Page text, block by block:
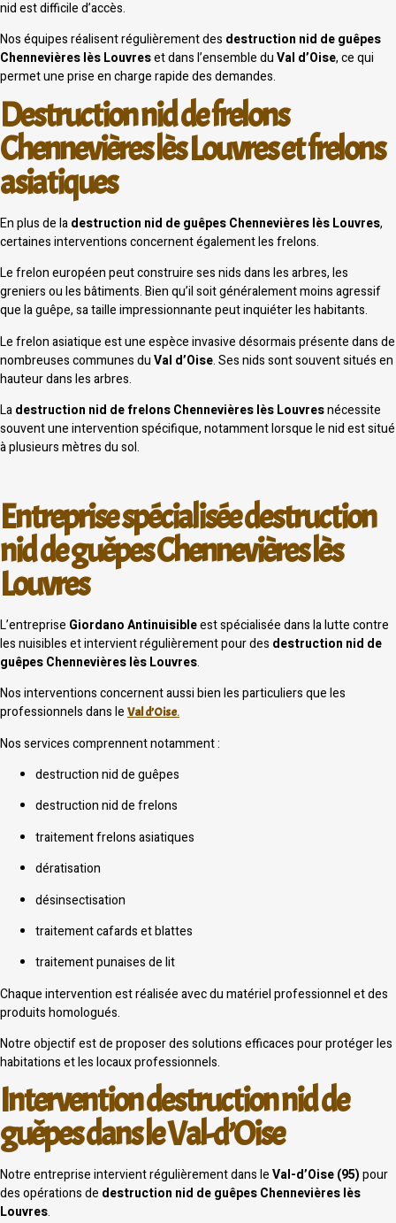
nid est difficile d’accès.
Nos équipes réalisent régulièrement des destruction nid de guêpes
Chennevières lès Louvreset dans l’ensemble duVal d’Oise, ce qui
permet une prise en charge rapide des demandes.
Destruction nid de frelons
Chennevières lès Louvres et frelons
asiatiques
En plus de ladestruction nid de guêpes Chennevières lès Louvres,
certaines interventions concernent également les frelons.
Le frelon européen peut construire ses nids dans les arbres, les
greniers ou les bâtiments. Bien qu’il soit généralement moins agressif
que la guêpe, sa taille impressionnante peut inquiéter les habitants.
Le frelon asiatique est une espèce invasive désormais présente dans de
nombreuses communes duVal d’Oise. Ses nids sont souvent situés en
hauteur dans les arbres.
Ladestruction nid de frelons Chennevières lès Louvresnécessite
souvent une intervention spécifique, notamment lorsque le nid est situé
à plusieurs mètres du sol.
Entreprise spécialisée destruction
nid de guêpes Chennevières lès
Louvres
L’entreprise Giordano Antinuisibleest spécialisée dans la lutte contre
les nuisibles et intervient régulièrement pour des destruction nid de
guêpes Chennevières lès Louvres.
Nos interventions concernent aussi bien les particuliers que les
professionnels dans le Val d’Oise.
Nos services comprennent notamment :
destruction nid de guêpes
destruction nid de frelons
traitement frelons asiatiques
dératisation
désinsectisation
traitement cafards et blattes
traitement punaises de lit
Chaque intervention est réalisée avec du matériel professionnel et des
produits homologués.
Notre objectif est de proposer des solutions efficaces pour protéger les
habitations et les locaux professionnels.
Intervention destruction nid de
guêpes dans le Val-d’Oise
Notre entreprise intervient régulièrement dans leVal-d’Oise (95)pour
des opérations de destruction nid de guêpes Chennevières lès
Louvres.